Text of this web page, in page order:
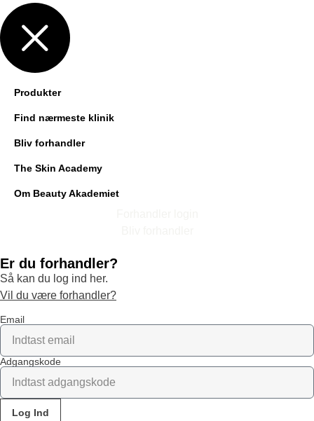
Produkter
Find nærmeste klinik
Bliv forhandler
The Skin Academy
Om Beauty Akademiet
Er du forhandler?
Så kan du log ind her.
Vil du være forhandler?
Email
Adgangskode
Log Ind